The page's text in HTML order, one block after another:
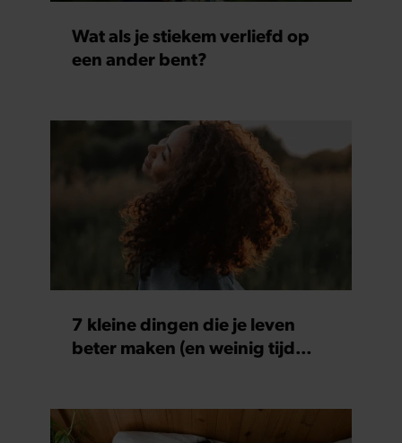
Wat als je stiekem verliefd op
een ander bent?
7 kleine dingen die je leven
beter maken (en weinig tijd